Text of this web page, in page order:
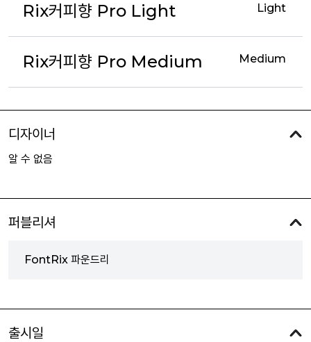
Rix커피향 Pro Light Light
Rix커피향 Pro Medium Medium
디자이너
알 수 없음
퍼블리셔
FontRix 파운드리
출시일